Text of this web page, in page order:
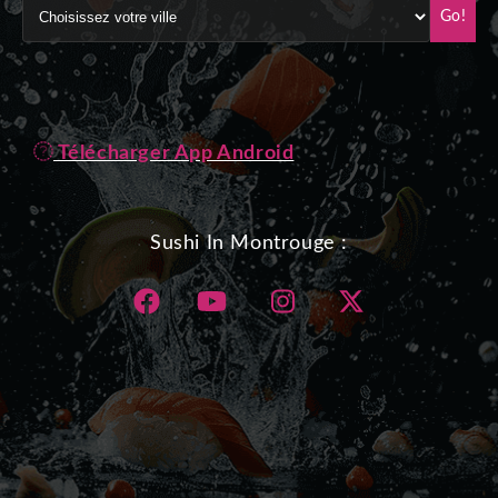
Go!
Télécharger App Android
Sushi In Montrouge :